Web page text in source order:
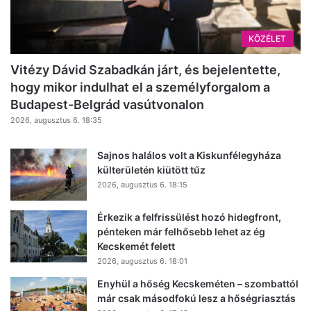
KÖZÉLET
Vitézy Dávid Szabadkán járt, és bejelentette,
hogy mikor indulhat el a személyforgalom a
Budapest-Belgrád vasútvonalon
2026, augusztus 6. 18:35
Sajnos halálos volt a Kiskunfélegyháza
külterületén kiütött tűz
2026, augusztus 6. 18:15
Érkezik a felfrissülést hozó hidegfront,
pénteken már felhősebb lehet az ég
Kecskemét felett
2026, augusztus 6. 18:01
Enyhül a hőség Kecskeméten – szombattól
már csak másodfokú lesz a hőségriasztás